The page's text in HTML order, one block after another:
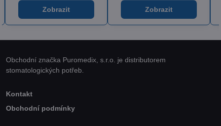
Zobrazit Zobrazit
Obchodní značka Puromedix, s.r.o. je distributorem
stomatologických potřeb.
Kontakt
Obchodní podmínky